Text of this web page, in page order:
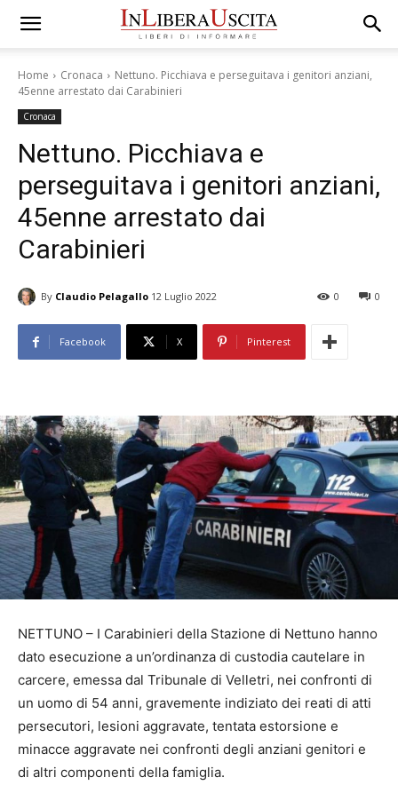
Home Cronaca
Nettuno. Picchiava e perseguitava i genitori anziani,
45enne arrestato dai Carabinieri
Cronaca
Nettuno. Picchiava e
perseguitava i genitori anziani,
45enne arrestato dai
Carabinieri
By Claudio Pelagallo 12 Luglio 2022 0
0
Facebook X Pinterest
NETTUNO – I Carabinieri della Stazione di Nettuno hanno
dato esecuzione a un’ordinanza di custodia cautelare in
carcere, emessa dal Tribunale di Velletri, nei confronti di
un uomo di 54 anni, gravemente indiziato dei reati di atti
persecutori, lesioni aggravate, tentata estorsione e
minacce aggravate nei confronti degli anziani genitori e
di altri componenti della famiglia.